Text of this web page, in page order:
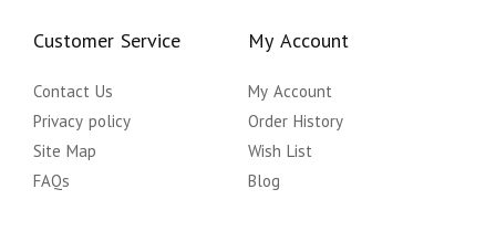
Customer Service
Contact Us
Privacy policy
Site Map
FAQs
My Account
My Account
Order History
Wish List
Blog